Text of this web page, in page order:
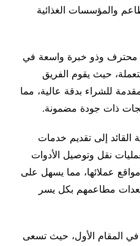
والمؤسسات الغذائية
محترف وذو خبرة واسعة في
حيث يقوم الفريق
للشراء بدقة عالية، مما
ذات جودة مضمونة.
إلى تقديم خدمات
نقل وتوصيل الأدوات
عملائها، مما يسهل على
مطاعمهم بكل يسر
في المقام الأول، حيث تسعى